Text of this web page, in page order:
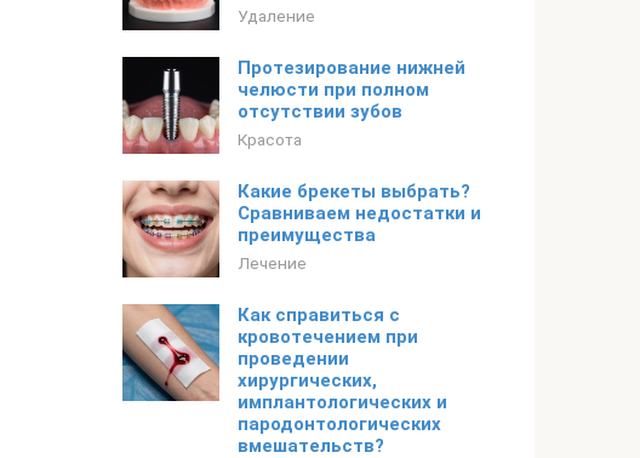
Удаление
Протезирование нижней
челюсти при полном
отсутствии зубов
Красота
Какие брекеты выбрать?
Сравниваем недостатки и
преимущества
Лечение
Как справиться с
кровотечением при
проведении
хирургических,
имплантологических и
пародонтологических
вмешательств?